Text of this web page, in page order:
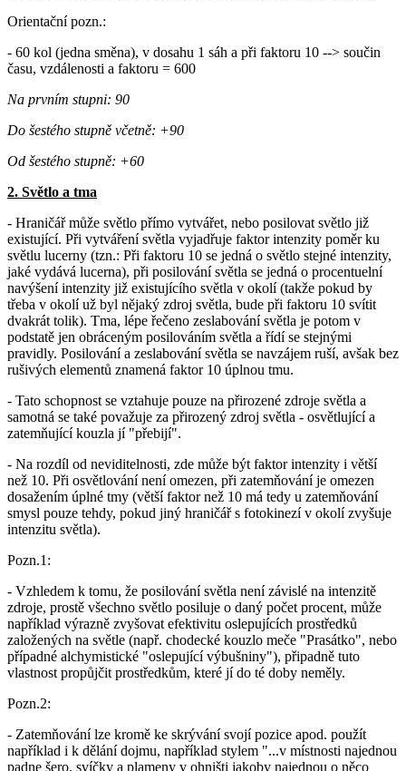
Orientační pozn.:
- 60 kol (jedna směna), v dosahu 1 sáh a při faktoru 10 --> součin
času, vzdálenosti a faktoru = 600
Na prvním stupni: 90
Do šestého stupně včetně: +90
Od šestého stupně: +60
2. Světlo a tma
- Hraničář může světlo přímo vytvářet, nebo posilovat světlo již
existující. Při vytváření světla vyjadřuje faktor intenzity poměr ku
světlu lucerny (tzn.: Při faktoru 10 se jedná o světlo stejné intenzity,
jaké vydává lucerna), při posilování světla se jedná o procentuelní
navýšení intenzity již existujícího světla v okolí (takže pokud by
třeba v okolí už byl nějaký zdroj světla, bude při faktoru 10 svítit
dvakrát tolik). Tma, lépe řečeno zeslabování světla je potom v
podstatě jen obráceným posilováním světla a řídí se stejnými
pravidly. Posilování a zeslabování světla se navzájem ruší, avšak bez
rušivých elementů znamená faktor 10 úplnou tmu.
- Tato schopnost se vztahuje pouze na přirozené zdroje světla a
samotná se také považuje za přirozený zdroj světla - osvětlující a
zatemňující kouzla jí "přebijí".
- Na rozdíl od neviditelnosti, zde může být faktor intenzity i větší
než 10. Při osvětlování není omezen, při zatemňování je omezen
dosažením úplné tmy (větší faktor než 10 má tedy u zatemňování
smysl pouze tehdy, pokud jiný hraničář s fotokinezí v okolí zvyšuje
intenzitu světla).
Pozn.1:
- Vzhledem k tomu, že posilování světla není závislé na intenzitě
zdroje, prostě všechno světlo posiluje o daný počet procent, může
například výrazně zvyšovat efektivitu oslepujících prostředků
založených na světle (např. chodecké kouzlo meče "Prasátko", nebo
případné alchymistické "oslepující výbušniny"), připadně tuto
vlastnost propůjčit prostředkům, které jí do té doby neměly.
Pozn.2:
- Zatemňování lze kromě ke skrývání svojí pozice apod. použít
například i k dělání dojmu, například stylem "...v místnosti najednou
padne šero, svíčky a plameny v ohništi jakoby najednou o něco